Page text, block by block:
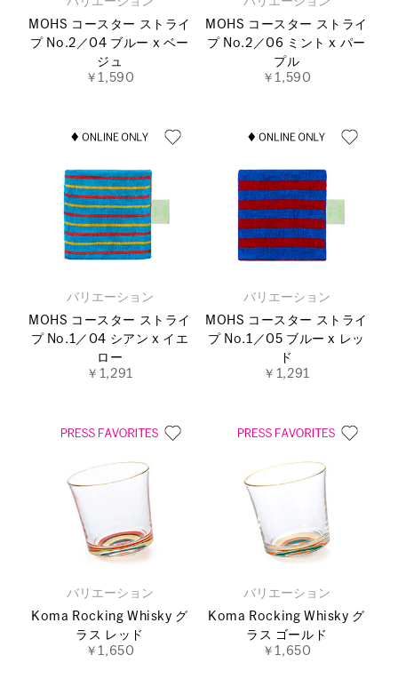
MOHS コースター ストライ
プ No.2／04 ブルー x ベー
ジュ
￥1,590
MOHS コースター ストライ
プ No.2／06 ミント x パー
プル
￥1,590
バリエーション
MOHS コースター ストライ
プ No.1／04 シアン x イエ
ロー
￥1,291
バリエーション
MOHS コースター ストライ
プ No.1／05 ブルー x レッ
ド
￥1,291
バリエーション
Koma Rocking Whisky グ
ラス レッド
￥1,650
バリエーション
Koma Rocking Whisky グ
ラス ゴールド
￥1,650